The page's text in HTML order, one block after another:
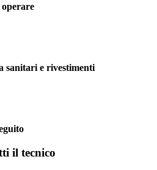
sanitari e rivestimenti
il tecnico